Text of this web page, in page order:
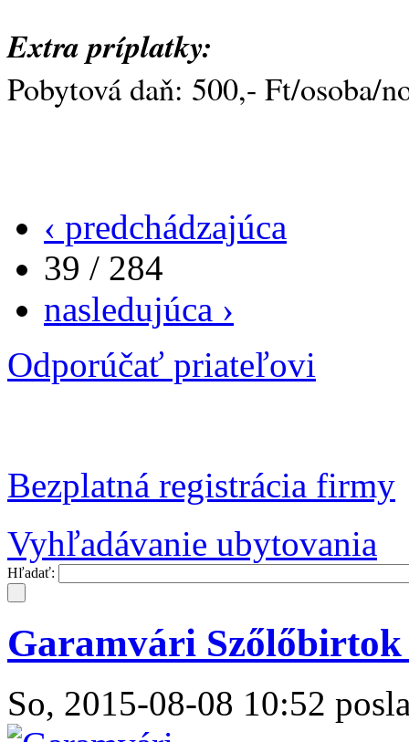
Extra príplatky:
Pobytová daň: 500,- Ft/osoba/
‹ predchádzajúca
39 / 284
nasledujúca ›
Odporúčať priateľovi
Bezplatná registrácia firmy
Vyhľadávanie ubytovania
Hľadať:
Garamvári
So, 2015-08-08 10:52